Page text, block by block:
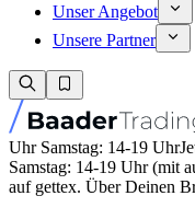
Unser Angebot
Unsere Partner
Uhr Samstag: 14-19 Uhr
Samstag: 14-19 Uhr (mit
auf gettex. Über Deinen